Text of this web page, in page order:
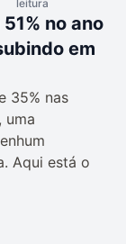
leitura
no ano
em
35% nas
uma
Aqui está o